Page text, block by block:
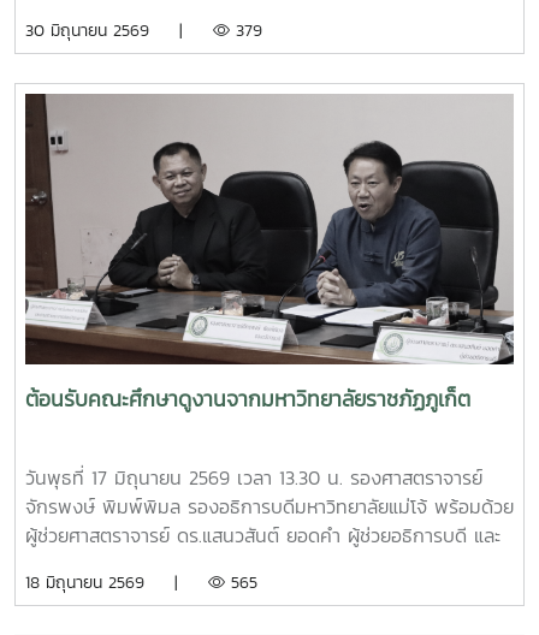
ถ่ายทอดแนวทางการเปลี่ยนเศษอาหารและขยะอินทรีย์ให้เป็นปุ๋ย
โอกาสนี้ ทีมงานจากงานสิ่งแวดล้อมและภัยพิบัติ กองกายภาพ
และสิ่งแวดล้อม ได้ร่วมสาธิตการทำปุ๋ยหมักใบไม้ในวงตาข่าย เพื่อ
เป็นแนวทางในการจัดการเศษวัสดุอินทรีย์ภายในครัวเรือนและ
ชุมชน โดยมีประชาชนชุมชนบ้านโปง และโรงเรียนในพื้นที่เข้าร่วม
เรียนรู้และฝึกปฏิบัติ ทั้งนี้ กิจกรรมดังกล่าวจัดขึ้นภายใต้
โครงการส่งเสริมการจัดการขยะอย่างถูกวิธีและถูกสุขลักษณะ
ของชุมชนบ้านโปง ประจำปี 2569 โดยบูรณาการให้ความรู้ร่วม
กับเทศบาลตำบลป่าไผ่ และนางนิตยา วิริยา แม่หลวงบ้านหม้อ หมู๋
12 ตำบลป่าไผ่ ร่วมถ่ายทอดองค์ความรู้ด้านการคัดแยกขยะ การ
จัดการขยะอินทรีย์ กองทุนออมบุญขยะบ้านหม้อ และการใช้
ประโยชน์จากวัสดุเหลือใช้ เพื่อส่งเสริมให้ประชาชนสามารถนำ
ความรู้ไปประยุกต์ใช้ในครัวเรือน ลดปริมาณขยะที่ต้องนำไปกำจัด
อย่างยั่งยืน กิจกรรมครั้งนี้จัดขึ้น ณ ศาลาอเนกประสงค์ หมู่ที่ 6
ตำบลป่าไผ่ อำเภอสันทราย จังหวัดเชียงใหม่ ได้รับความสนใจ
จากประชาชน ผู้นำชุมชน และสถานศึกษาในพื้นที่เข้าร่วมกิจกรรม
ขับเคลื่อนการจัดการขยะตั้งแต่ต้นทาง เพื่อมุ่งสู่ชุมชนที่สะอาด
30 มิถุนายน 2569 | 379
ต้อนรับคณะศึกษาดูงานจากมหาวิทยาลัยราชภัฏภูเก็ต
วันพุธที่ 17 มิถุนายน 2569 เวลา 13.30 น. รองศาสตราจารย์
จักรพงษ์ พิมพ์พิมล รองอธิการบดีมหาวิทยาลัยแม่โจ้ พร้อมด้วย
ผู้ช่วยศาสตราจารย์ ดร.แสนวสันต์ ยอดคำ ผู้ช่วยอธิการบดี และ
แวดล้อม นำทีมหัวหน้างานในสังกัดร่วมให้การต้อนรับ ผู้ช่วย
18 มิถุนายน 2569 | 565